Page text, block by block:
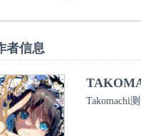
者信息
Takomachi